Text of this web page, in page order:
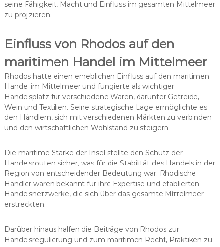
seine Fähigkeit, Macht und Einfluss im gesamten Mittelmeer
zu projizieren.
Einfluss von Rhodos auf den
maritimen Handel im Mittelmeer
Rhodos hatte einen erheblichen Einfluss auf den maritimen
Handel im Mittelmeer und fungierte als wichtiger
Handelsplatz für verschiedene Waren, darunter Getreide,
Wein und Textilien. Seine strategische Lage ermöglichte es
den Händlern, sich mit verschiedenen Märkten zu verbinden
und den wirtschaftlichen Wohlstand zu steigern.
Die maritime Stärke der Insel stellte den Schutz der
Handelsrouten sicher, was für die Stabilität des Handels in der
Region von entscheidender Bedeutung war. Rhodische
Händler waren bekannt für ihre Expertise und etablierten
Handelsnetzwerke, die sich über das gesamte Mittelmeer
erstreckten.
Darüber hinaus halfen die Beiträge von Rhodos zur
Handelsregulierung und zum maritimen Recht, Praktiken zu